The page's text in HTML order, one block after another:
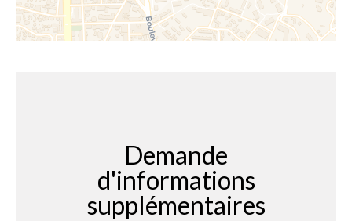
Demande
d'informations
supplémentaires